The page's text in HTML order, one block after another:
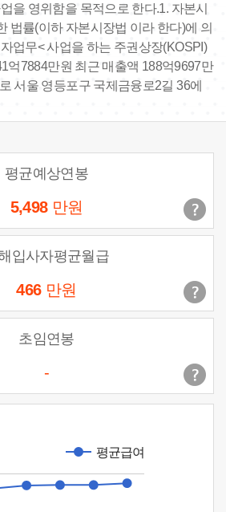
을 영위함을 목적으로 한다.1. 자본시
법률(이하 자본시장법 이라 한다)에 의
업무< 사업을 하는 주권상장(KOSPI)
억7884만원 최근 매출액 188억9697만
서울 영등포구 국제금융로2길 36에
평균예상연봉
5,498 만원
입사자평균월급
466 만원
초임연봉
-
평균급여